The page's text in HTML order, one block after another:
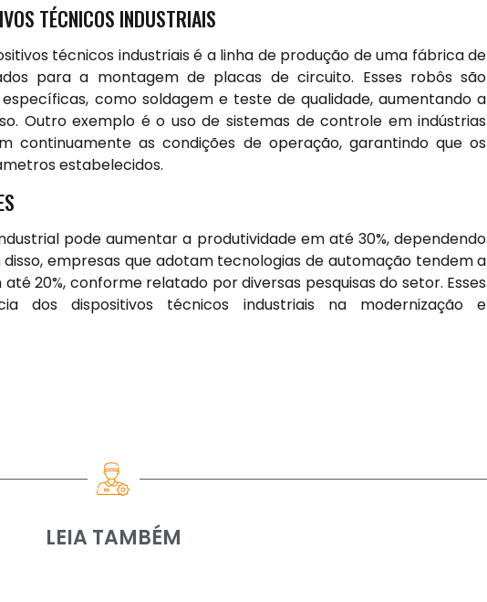
TÉCNICOS INDUSTRIAIS
técnicos industriais é a linha de produção de uma fábrica de
para a montagem de placas de circuito. Esses robôs são
como soldagem e teste de qualidade, aumentando a
Outro exemplo é o uso de sistemas de controle em indústrias
continuamente as condições de operação, garantindo que os
estabelecidos.
pode aumentar a produtividade em até 30%, dependendo
empresas que adotam tecnologias de automação tendem a
20%, conforme relatado por diversas pesquisas do setor. Esses
dos dispositivos técnicos industriais na modernização e
LEIA TAMBÉM